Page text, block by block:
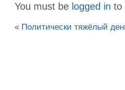
You must be logged in to
« Политически тяжёлый